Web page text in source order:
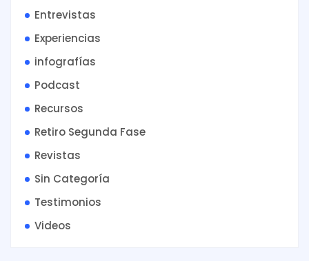
Entrevistas
Experiencias
infografías
Podcast
Recursos
Retiro Segunda Fase
Revistas
Sin Categoría
Testimonios
Videos